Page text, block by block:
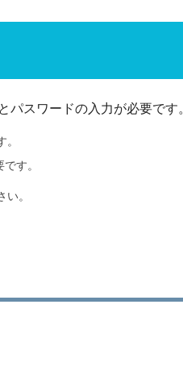
スワードの入力が必要です。
す。
。